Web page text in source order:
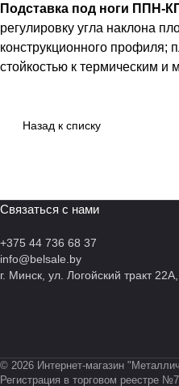
Подставка под ноги ППН-
регулировку угла наклона
конструкционного профиля;
стойкостью к термическим и
Назад к списку
Связаться с нами
+375 44 736 68 37
info@belsale.by
г. Минск, ул. Логойский тракт
© 2026 Интернет-магазин
Регистрация в торговом реестре